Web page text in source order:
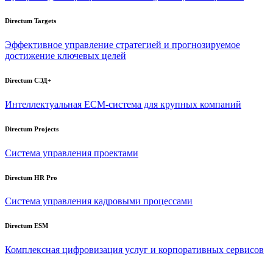
Directum Targets
Эффективное управление стратегией и прогнозируемое
достижение ключевых целей
Directum СЭД+
Интеллектуальная ECM-система для крупных компаний
Directum Projects
Система управления проектами
Directum HR Pro
Система управления кадровыми процессами
Directum ESM
Комплексная цифровизация услуг и корпоративных сервисов